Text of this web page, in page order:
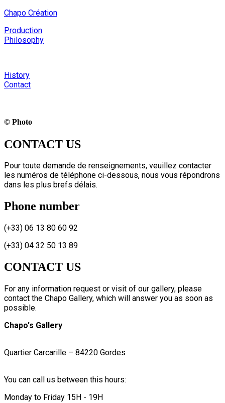
Chapo Création
Production
Philosophy
History
Contact
© Photo
CONTACT US
Pour toute demande de renseignements, veuillez contacter
les numéros de téléphone ci-dessous, nous vous répondrons
dans les plus brefs délais.
Phone number
(+33) 06 13 80 60 92
(+33) 04 32 50 13 89
CONTACT US
For any information request or visit of our gallery, please
contact the Chapo Gallery, which will answer you as soon as
possible.
Chapo's Gallery
Quartier Carcarille – 84220 Gordes
You can call us between this hours:
Monday to Friday 15H - 19H